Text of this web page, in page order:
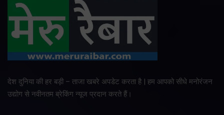
देश दुनिया की हर बड़ी – ताजा खबरे अपडेट करता है | हम आपको सीधे मनोरंजन
उद्योग से नवीनतम ब्रेकिंग न्यूज प्रदान करते हैं।